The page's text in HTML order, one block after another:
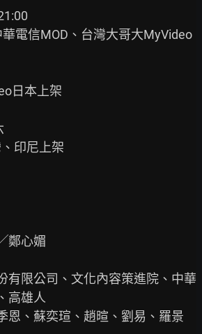
電信MOD、台灣大哥大MyVideo
日本上架
印尼上架
鄭心媚
有限公司、文化內容策進院、中華
高雄人
恩、蘇奕瑄、趙暄、劉易、羅景